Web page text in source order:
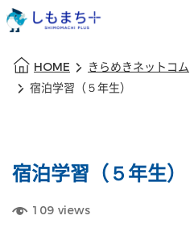
HOME きらめきネットコム
宿泊学習（５年生）
宿泊学習（５年生）
109 views